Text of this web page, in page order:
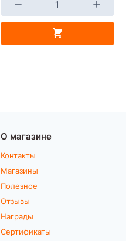
О магазине
Контакты
Магазины
Полезное
Отзывы
Награды
Сертификаты